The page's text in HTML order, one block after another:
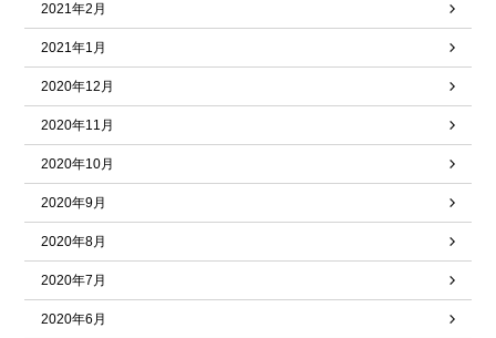
2021年2月
2021年1月
2020年12月
2020年11月
2020年10月
2020年9月
2020年8月
2020年7月
2020年6月